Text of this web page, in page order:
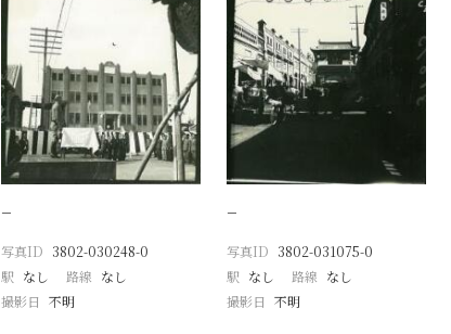
−
写真ID 3802-030248-0
駅 なし 路線 なし
撮影日 不明
−
写真ID 3802-031075-0
駅 なし 路線 なし
撮影日 不明